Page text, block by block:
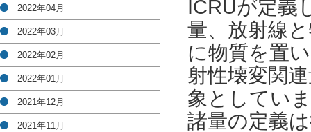
ICRUが定義
量、放射線
に物質を置
射性壊変関
象としてい
諸量の定義
2022年04月
2022年03月
2022年02月
2022年01月
2021年12月
2021年11月